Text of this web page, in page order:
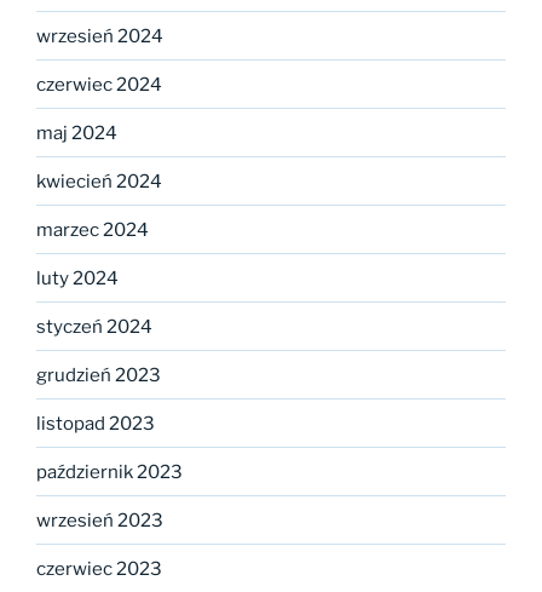
wrzesień 2024
czerwiec 2024
maj 2024
kwiecień 2024
marzec 2024
luty 2024
styczeń 2024
grudzień 2023
listopad 2023
październik 2023
wrzesień 2023
czerwiec 2023